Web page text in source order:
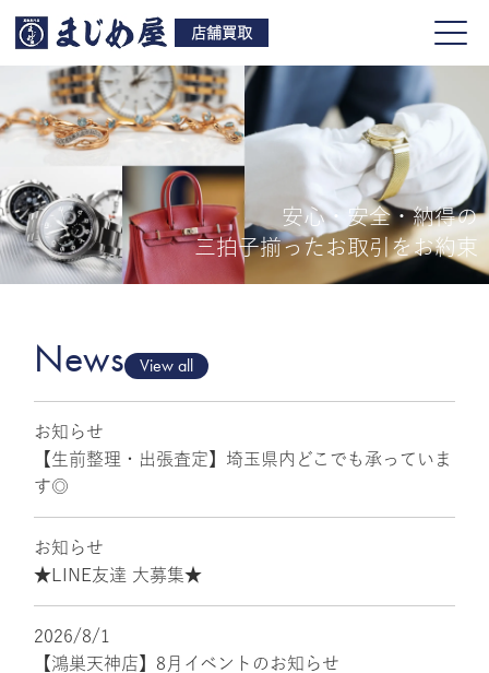
店舗買取
買取品目
店舗一覧
安心・安全・納得の
三拍子揃ったお取引をお約束
News View all
お知らせ
【生前整理・出張査定】埼玉県内どこでも承っていま
す◎
お知らせ
★LINE友達 大募集★
2026/8/1
【鴻巣天神店】8月イベントのお知らせ